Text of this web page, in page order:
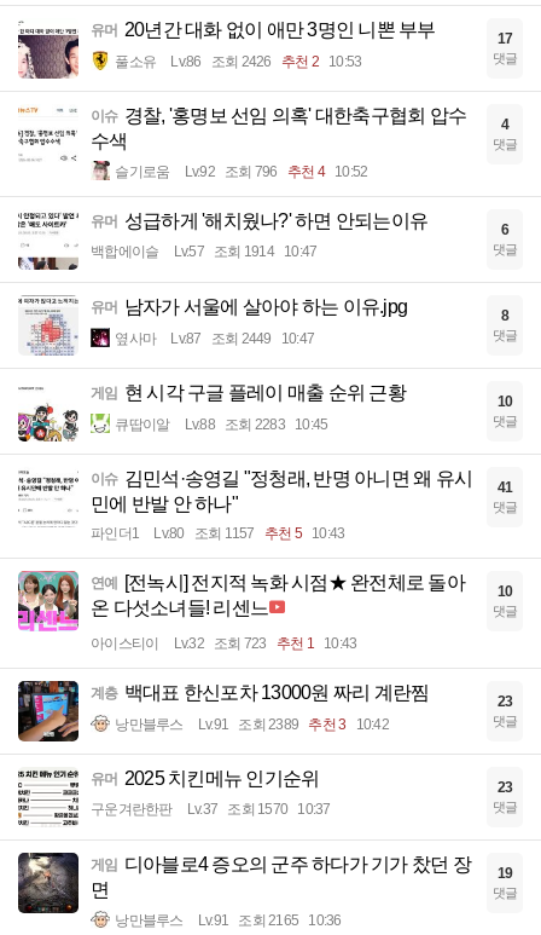
유머 20년간 대화 없이 애만 3명인 니뽄 부부
풀소유 Lv.86 조회 2426 추천 2 10:53
17
댓글
이슈 경찰, '홍명보 선임 의혹' 대한축구협회 압수
수색
슬기로움 Lv.92 조회 796 추천 4 10:52
4
댓글
유머 성급하게 '해치웠나?' 하면 안되는이유
백합에이슬 Lv.57 조회 1914 10:47
6
댓글
유머 남자가 서울에 살아야 하는 이유.jpg
옆사마 Lv.87 조회 2449 10:47
8
댓글
게임 현 시각 구글 플레이 매출 순위 근황
큐땁이알 Lv.88 조회 2283 10:45
10
댓글
이슈 김민석·송영길 "정청래, 반명 아니면 왜 유시
민에 반발 안 하나"
파인더1 Lv.80 조회 1157 추천 5 10:43
41
댓글
연예 [전녹시] 전지적 녹화 시점★ 완전체로 돌아
온 다섯소녀들! 리센느
아이스티이 Lv.32 조회 723 추천 1 10:43
10
댓글
계층 백대표 한신포차 13000원 짜리 계란찜
낭만블루스 Lv.91 조회 2389 추천 3 10:42
23
댓글
유머 2025 치킨메뉴 인기순위
구운겨란한판 Lv.37 조회 1570 10:37
23
댓글
게임 디아블로4 증오의 군주 하다가 기가 찼던 장
면
낭만블루스 Lv.91 조회 2165 10:36
19
댓글